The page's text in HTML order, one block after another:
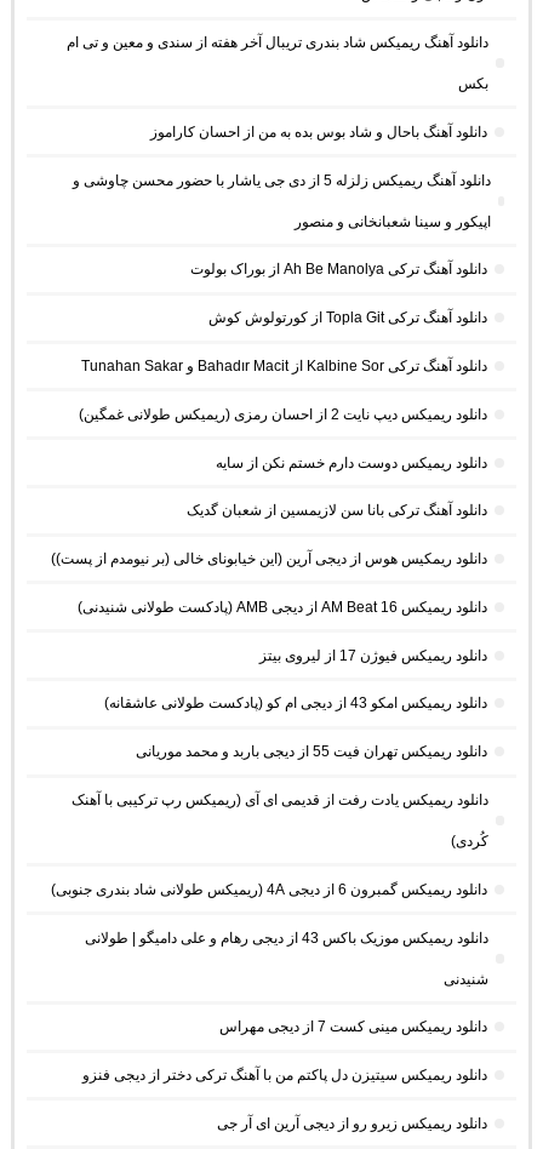
دانلود آهنگ ریمیکس شاد بندری تریبال آخر هفته از سندی و معین و تی ام
بکس
دانلود آهنگ باحال و شاد بوس بده به من از احسان کاراموز
دانلود آهنگ ریمیکس زلزله 5 از دی جی یاشار با حضور محسن چاوشی و
اپیکور و سینا شعبانخانی و منصور
دانلود آهنگ ترکی Ah Be Manolya از بوراک بولوت
دانلود آهنگ ترکی Topla Git از کورتولوش کوش
دانلود آهنگ ترکی Kalbine Sor از Bahadır Macit و Tunahan Sakar
دانلود ریمیکس دیپ نایت 2 از احسان رمزی (ریمیکس طولانی غمگین)
دانلود ریمیکس دوست دارم خستم نکن از سایه
دانلود آهنگ ترکی بانا سن لازیمسین از شعبان گدیک
دانلود ریمکیس هوس از دیجی آرین (این خیابونای خالی (بر نیومدم از پست))
دانلود ریمیکس AM Beat 16 از دیجی AMB (پادکست طولانی شنیدنی)
دانلود ریمیکس فیوژن 17 از لیروی بیتز
دانلود ریمیکس امکو 43 از دیجی ام کو (پادکست طولانی عاشقانه)
دانلود ریمیکس تهران فیت 55 از دیجی باربد و محمد موریانی
دانلود ریمیکس یادت رفت از قدیمی ای آی (ریمیکس رپ ترکیبی با آهنک
کُردی)
دانلود ریمیکس گمبرون 6 از دیجی 4A (ریمیکس طولانی شاد بندری جنوبی)
دانلود ریمیکس موزیک باکس 43 از دیجی رهام و علی دامیگو | طولانی
شنیدنی
دانلود ریمیکس مینی کست 7 از دیجی مهراس
دانلود ریمیکس سیتیزن دل پاکتم من با آهنگ ترکی دختر از دیجی فنزو
دانلود ریمیکس زیرو رو از دیجی آرین ای آر جی